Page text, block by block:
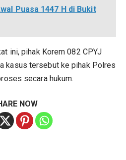
Puasa 1447 H di Bukit
ini, pihak Korem 082 CPYJ
kasus tersebut ke pihak Polres
secara hukum.
NOW